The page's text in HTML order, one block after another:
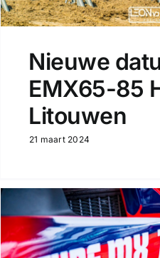
Nieuwe
EMX65-85
Litouwen
21 maart 2024